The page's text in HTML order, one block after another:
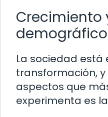
Crecimiento
La sociedad está
transformación, y
aspectos que
experimenta es